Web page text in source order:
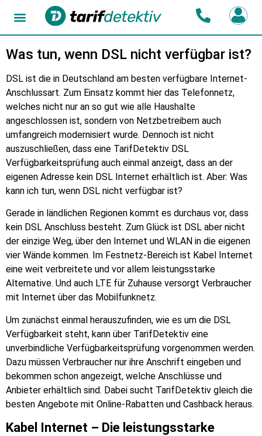
Was tun, wenn DSL nicht verfügbar ist?
DSL ist die in Deutschland am besten verfügbare Internet-
Anschlussart. Zum Einsatz kommt hier das Telefonnetz,
welches nicht nur an so gut wie alle Haushalte
angeschlossen ist, sondern von Netzbetreibern auch
umfangreich modernisiert wurde. Dennoch ist nicht
auszuschließen, dass eine TarifDetektiv DSL
Verfügbarkeitsprüfung auch einmal anzeigt, dass an der
eigenen Adresse kein DSL Internet erhältlich ist. Aber: Was
kann ich tun, wenn DSL nicht verfügbar ist?
Gerade in ländlichen Regionen kommt es durchaus vor, dass
kein DSL Anschluss besteht. Zum Glück ist DSL aber nicht
der einzige Weg, über den Internet und WLAN in die eigenen
vier Wände kommen. Im Festnetz-Bereich ist Kabel Internet
eine weit verbreitete und vor allem leistungsstarke
Alternative. Und auch LTE für Zuhause versorgt Verbraucher
mit Internet über das Mobilfunknetz.
Um zunächst einmal herauszufinden, wie es um die DSL
Verfügbarkeit steht, kann über TarifDetektiv eine
unverbindliche Verfügbarkeitsprüfung vorgenommen werden.
Dazu müssen Verbraucher nur ihre Anschrift eingeben und
bekommen schon angezeigt, welche Anschlüsse und
Anbieter erhältlich sind. Dabei sucht TarifDetektiv gleich die
besten Angebote mit Online-Rabatten und Cashback heraus.
Kabel Internet – Die leistungsstarke